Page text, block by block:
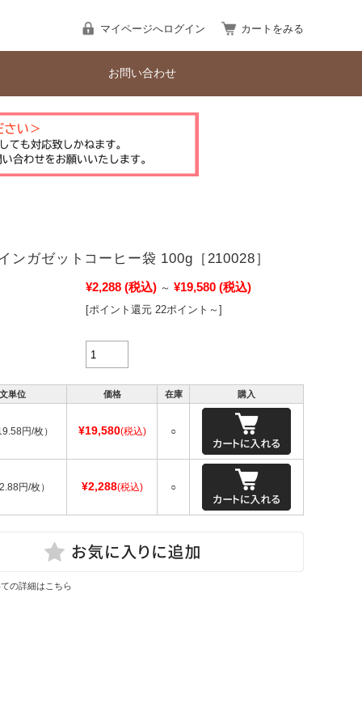
マイページへログイン カートをみる
お問い合わせ
ンガゼットコーヒー袋 100g［210028］
¥2,288 (税込) ～ ¥19,580 (税込)
[ポイント還元 22ポイント～]
単位 価格 在庫 購入
円/枚） ¥19,580(税込) ○
円/枚） ¥2,288(税込) ○
の詳細はこちら